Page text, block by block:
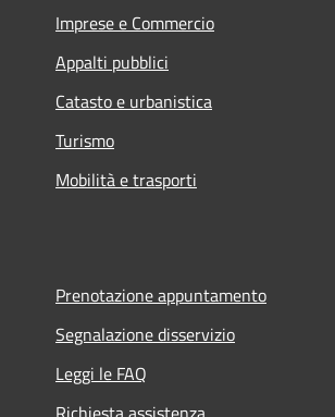
Imprese e Commercio
Appalti pubblici
Catasto e urbanistica
Turismo
Mobilità e trasporti
Prenotazione appuntamento
Segnalazione disservizio
Leggi le FAQ